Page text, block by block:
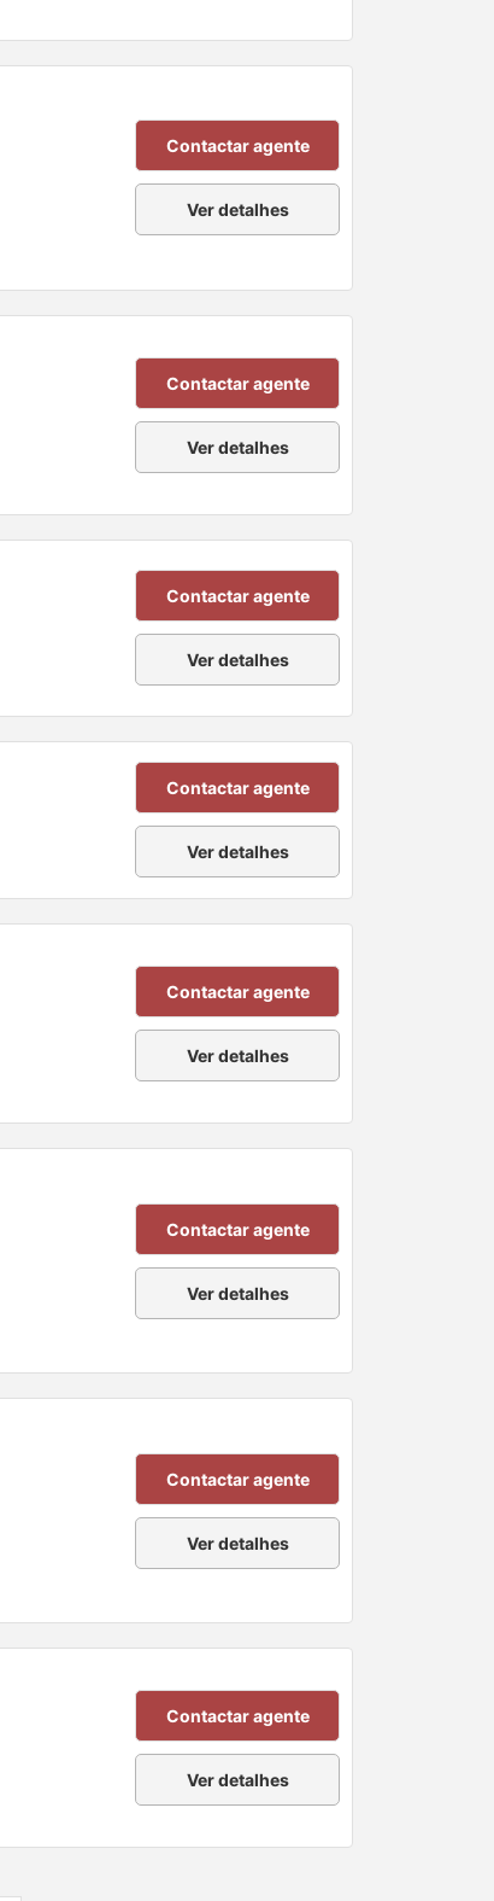
Contactar agente
Ver detalhes
Contactar agente
Ver detalhes
Contactar agente
Ver detalhes
Contactar agente
Ver detalhes
Contactar agente
Ver detalhes
Contactar agente
Ver detalhes
Contactar agente
Ver detalhes
Contactar agente
Ver detalhes